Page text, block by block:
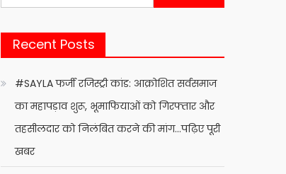
for:
Recent Posts
#SAYLA फर्जी रजिस्ट्री कांड: आक्रोशित सर्वसमाज
का महापड़ाव शुरू, भूमाफियाओं को गिरफ्तार और
तहसीलदार को निलंबित करने की मांग…पढ़िए पूरी
खबर